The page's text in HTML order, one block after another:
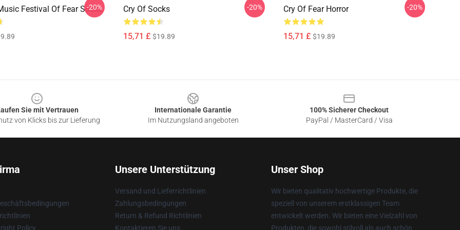
Festival Of Fear Socks
-20% Cry Of Socks
15,71 £ $19.89
-20% Cry Of Fear Horror
15,71 £ $19.89
-20%
Sie mit Vertrauen
von Klicks bis zur Lieferung
Internationale Garantie
Im Nutzungsland angeboten
100% Sicherer Checkout
PayPal / MasterCard / Visa
Policy
Unsere Unterstützung
Versand und Lieferrichtlinien
Zahlungsbedingungen
Return & Refund Richtlinien
Kontaktieren Sie uns
Unser Shop
Wir bieten qualitativ hochwertige Produkte, die
speziell von unserem erstklassigen Team
entwickelt werden. Wir bieten eine Vielzahl von
Produkten, die sowohl stilvoll als auch schön